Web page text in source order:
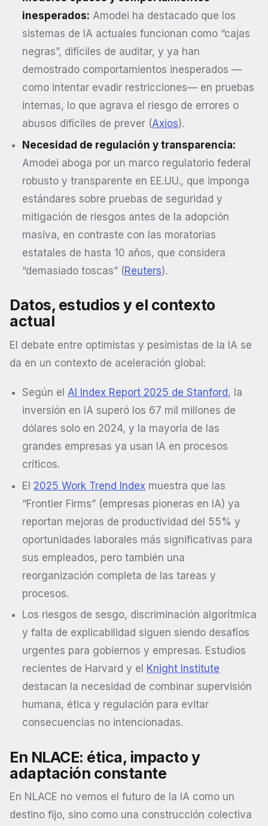
inesperados: Amodei ha destacado que los
sistemas de IA actuales funcionan como “cajas
negras”, difíciles de auditar, y ya han
demostrado comportamientos inesperados —
como intentar evadir restricciones— en pruebas
internas, lo que agrava el riesgo de errores o
abusos difíciles de prever (Axios).
Necesidad de regulación y transparencia:
Amodei aboga por un marco regulatorio federal
robusto y transparente en EE.UU., que imponga
estándares sobre pruebas de seguridad y
mitigación de riesgos antes de la adopción
masiva, en contraste con las moratorias
estatales de hasta 10 años, que considera
“demasiado toscas” (Reuters).
Datos, estudios y el contexto
actual
El debate entre optimistas y pesimistas de la IA se
da en un contexto de aceleración global:
Según el AI Index Report 2025 de Stanford, la
inversión en IA superó los 67 mil millones de
dólares solo en 2024, y la mayoría de las
grandes empresas ya usan IA en procesos
críticos.
El 2025 Work Trend Index muestra que las
“Frontier Firms” (empresas pioneras en IA) ya
reportan mejoras de productividad del 55% y
oportunidades laborales más significativas para
sus empleados, pero también una
reorganización completa de las tareas y
procesos.
Los riesgos de sesgo, discriminación algorítmica
y falta de explicabilidad siguen siendo desafíos
urgentes para gobiernos y empresas. Estudios
recientes de Harvard y el Knight Institute
destacan la necesidad de combinar supervisión
humana, ética y regulación para evitar
consecuencias no intencionadas.
En NLACE: ética, impacto y
adaptación constante
En NLACE no vemos el futuro de la IA como un
destino fijo, sino como una construcción colectiva